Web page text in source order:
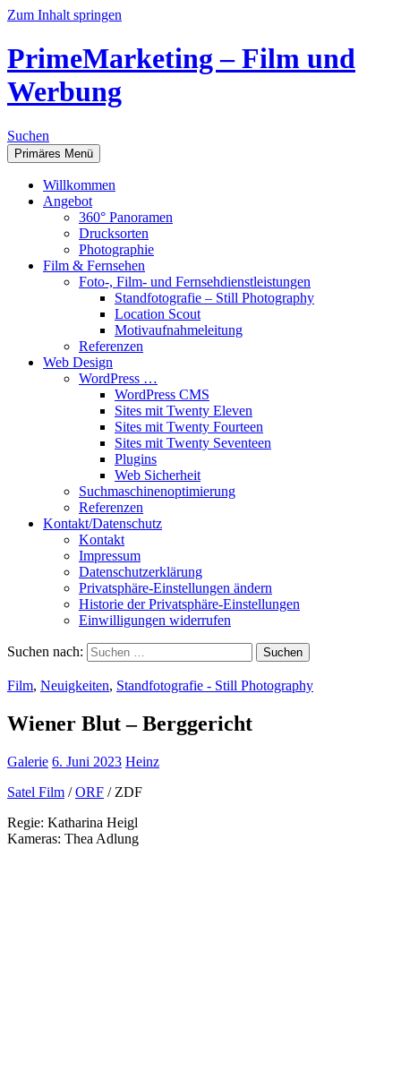
Zum Inhalt springen
PrimeMarketing – Film und
Werbung
Suchen
Primäres Menü
Willkommen
Angebot
360° Panoramen
Drucksorten
Photographie
Film & Fernsehen
Foto-, Film- und Fernsehdienstleistungen
Standfotografie – Still Photography
Location Scout
Motivaufnahmeleitung
Referenzen
Web Design
WordPress …
WordPress CMS
Sites mit Twenty Eleven
Sites mit Twenty Fourteen
Sites mit Twenty Seventeen
Plugins
Web Sicherheit
Suchmaschinenoptimierung
Referenzen
Kontakt/Datenschutz
Kontakt
Impressum
Datenschutzerklärung
Privatsphäre-Einstellungen ändern
Historie der Privatsphäre-Einstellungen
Einwilligungen widerrufen
Suchen nach:
Film, Neuigkeiten, Standfotografie - Still Photography
Wiener Blut – Berggericht
Galerie 6. Juni 2023 Heinz
Satel Film /ORF / ZDF
Regie: Katharina Heigl
Kameras: Thea Adlung